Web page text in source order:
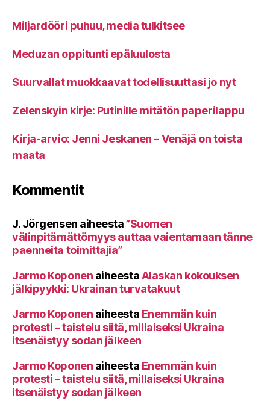
Miljardööri puhuu, media tulkitsee
Meduzan oppitunti epäluulosta
Suurvallat muokkaavat todellisuuttasi jo nyt
Zelenskyin kirje: Putinille mitätön paperilappu
Kirja-arvio: Jenni Jeskanen – Venäjä on toista
maata
Kommentit
J. Jörgensen aiheesta”Suomen
välinpitämättömyys auttaa vaientamaan tänne
paenneita toimittajia”
Jarmo Koponen aiheestaAlaskan kokouksen
jälkipyykki: Ukrainan turvatakuut
Jarmo Koponen aiheesta Enemmän kuin
protesti – taistelu siitä, millaiseksi Ukraina
itsenäistyy sodan jälkeen
Jarmo Koponen aiheesta Enemmän kuin
protesti – taistelu siitä, millaiseksi Ukraina
itsenäistyy sodan jälkeen